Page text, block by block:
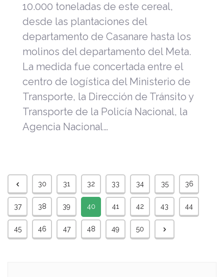
10.000 toneladas de este cereal,
desde las plantaciones del
departamento de Casanare hasta los
molinos del departamento del Meta.
La medida fue concertada entre el
centro de logística del Ministerio de
Transporte, la Dirección de Tránsito y
Transporte de la Policía Nacional, la
Agencia Nacional…
30 31 32 33 34 35 36
37 38 39 40 41 42 43 44
45 46 47 48 49 50